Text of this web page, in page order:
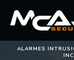
ALARMES